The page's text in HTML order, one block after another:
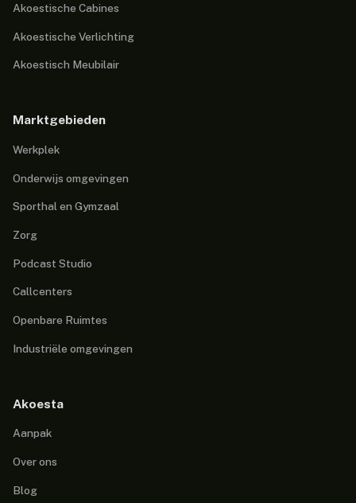
Akoestische Cabines
Akoestische Verlichting
Akoestisch Meubilair
Marktgebieden
Werkplek
Onderwijs omgevingen
Sporthal en Gymzaal
Zorg
Podcast Studio
Callcenters
Openbare Ruimtes
Industriële omgevingen
Akoesta
Aanpak
Over ons
Blog